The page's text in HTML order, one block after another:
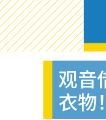
观音
衣物！